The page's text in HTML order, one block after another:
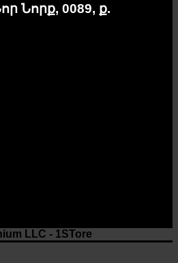
Նորք, 0089, ք.
LLC - 1STore